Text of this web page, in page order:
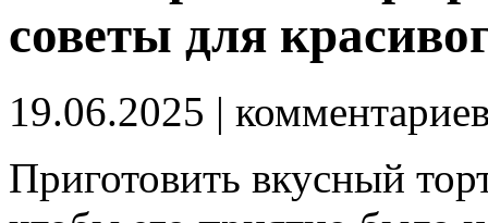
советы для
19.06.2025 |
Приготовить вкусный